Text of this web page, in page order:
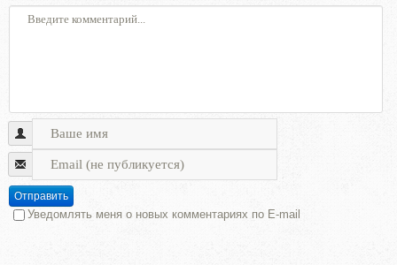
Отправить
Уведомлять меня о новых комментариях по E-mail